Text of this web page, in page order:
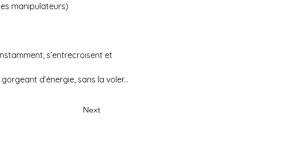
manipulateurs)
s’entrecroisent et
d’énergie, sans la voler...
Next